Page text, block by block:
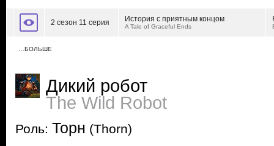
2 сезон 11 серия История с приятным концом
A Tale of Graceful Ends
…БОЛЬШЕ
Дикий робот
The Wild Robot
Роль: Торн (Thorn)